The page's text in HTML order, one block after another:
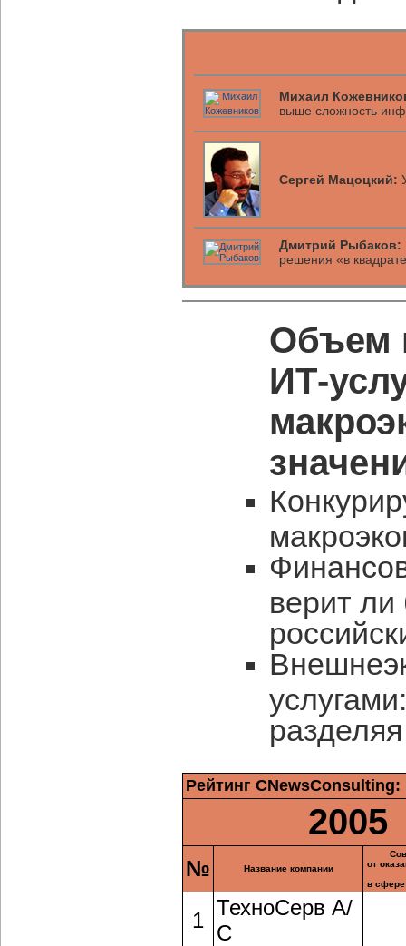
Михаил
выше сложность
Сергей Мацоцкий:
Дмитрий Рыбаков:
решения «в
Объем
ИТ-
верит ли
Рейтинг
2005
№ Название компании
от
в сфере
1
ТехноСерв А/
С